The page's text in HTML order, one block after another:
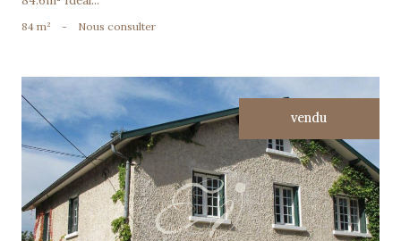
84 m² - Nous consulter
vendu
voir le bien